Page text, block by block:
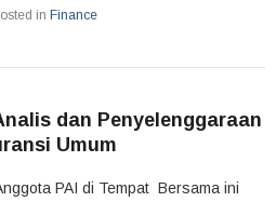
in Finance
dan Penyelenggaraan
Umum
PAI di Tempat Bersama ini